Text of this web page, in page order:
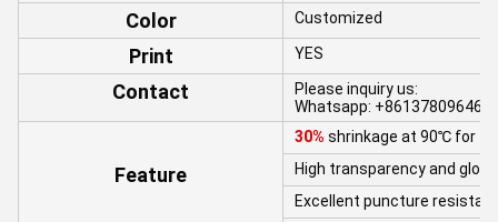
Color Customized
Print YES
Contact
Please inquiry us:
Whatsapp:
Feature
30% shrinkage at 90℃ for 1-
High transparency and
Excellent puncture